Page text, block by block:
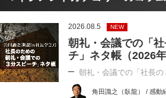
2026.08.5 NEW
朝礼・会議での「
チ」ネタ帳（2026
朝礼・会議での「社長
角田識之（臥龍） / 感動